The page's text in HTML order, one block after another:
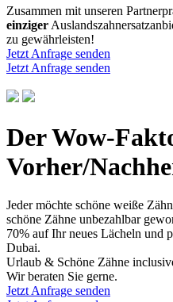
Zusammen mit unseren
einziger
zu gewährleisten!
Jetzt Anfrage senden
Jetzt Anfrage senden
Der Wow-
Vorher/
Jeder möchte schöne weiße
schöne Zähne unbezahlbar
70% auf Ihr neues Lächeln und
Dubai.
Urlaub & Schöne Zähne
Wir beraten Sie gerne.
Jetzt Anfrage senden